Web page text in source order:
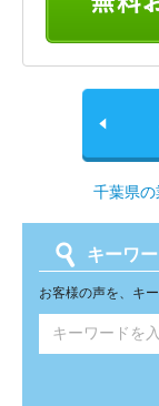
千葉県
キーワ
お客様の声を、キ